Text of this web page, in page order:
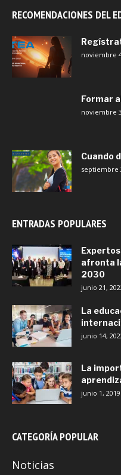
RECOMENDACIONES DEL
noviembre
Formar
noviembre
Cuando
septiembre
ENTRADAS POPULARES
afronta
2030
junio 21,
La
junio 14,
La
junio 1, 2019
CATEGORÍA POPULAR
Noticias